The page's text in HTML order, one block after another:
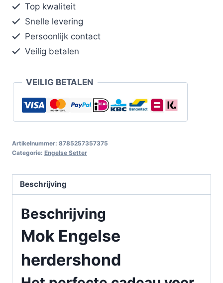
Top kwaliteit
Snelle levering
Persoonlijk contact
Veilig betalen
VEILIG BETALEN
Artikelnummer: 8785257357375
Categorie: Engelse Setter
Beschrijving
Beschrijving
Mok Engelse
herdershond